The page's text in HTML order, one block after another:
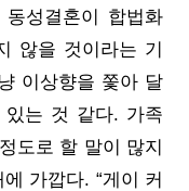
성결혼이 합법화
않을 것이라는 기
이상향을 쫓아 달
있는 것 같다. 가족
도로 할 말이 많지
가깝다. “게이 커